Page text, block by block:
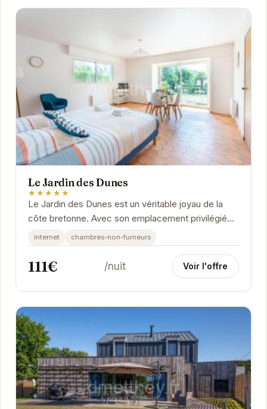
Le Jardin des Dunes
★★★★★
Le Jardin des Dunes est un véritable joyau de la
côte bretonne. Avec son emplacement privilégié
près de la plage et ses nombreux équipements,...
internet chambres-non-fumeurs
111€ /nuit Voir l'offre